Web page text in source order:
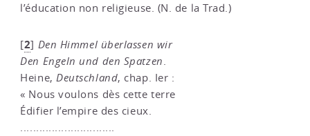
l’éducation non religieuse. (N. de la Trad.)
[2] Den Himmel überlassen wir
Den Engeln und den Spatzen.
Heine,Deutschland, chap. Ier :
« Nous voulons dès cette terre
Édifier l’empire des cieux.
..............................